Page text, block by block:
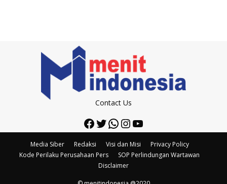
Contact Us
Facebook
Twitter
WhatsApp
Instagram
YouTube
Media Siber Redaksi Visi dan Misi
Privacy Policy
Kode Perilaku Perusahaan Pers
SOP Perlindungan Wartawan
Disclaimer